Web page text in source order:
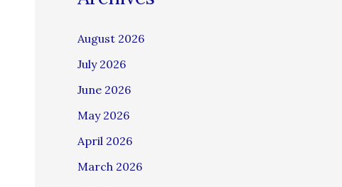
August 2026
July 2026
June 2026
May 2026
April 2026
March 2026